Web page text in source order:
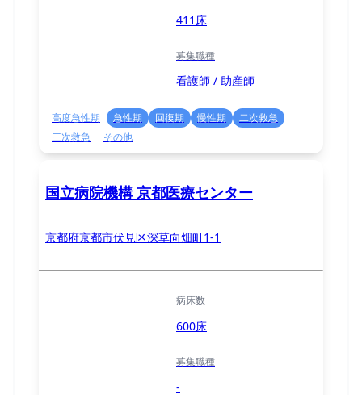
411床
募集職種
看護師 / 助産師
高度急性期 急性期 回復期 慢性期
二次救急
三次救急
その他
国立病院機構 京都医療センター
京都府京都市伏見区深草向畑町1-1
病床数
600床
募集職種
-